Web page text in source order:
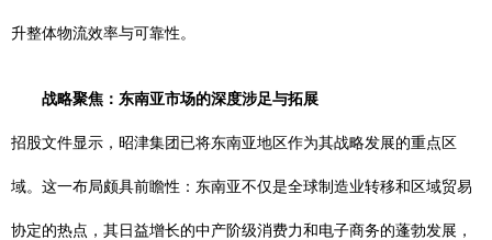
升整体物流效率与可靠性。
战略聚焦：东南亚市场的深度涉足与拓展
招股文件显示，昭津集团已将东南亚地区作为其战略发展的重点区
域。这一布局颇具前瞻性：东南亚不仅是全球制造业转移和区域贸易
协定的热点，其日益增长的中产阶级消费力和电子商务的蓬勃发展，